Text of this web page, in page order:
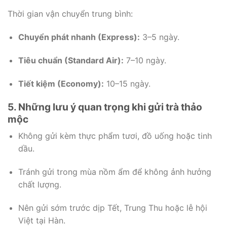
Thời gian vận chuyển trung bình:
Chuyển phát nhanh (Express): 3–5 ngày.
Tiêu chuẩn (Standard Air): 7–10 ngày.
Tiết kiệm (Economy): 10–15 ngày.
5. Những lưu ý quan trọng khi gửi trà thảo
mộc
Không gửi kèm thực phẩm tươi, đồ uống hoặc tinh
dầu.
Tránh gửi trong mùa nồm ẩm để không ảnh hưởng
chất lượng.
Nên gửi sớm trước dịp Tết, Trung Thu hoặc lễ hội
Việt tại Hàn.